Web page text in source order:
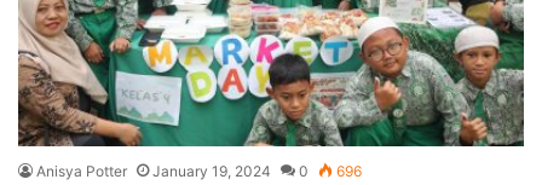
Anisya Potter January 19, 2024 0 696